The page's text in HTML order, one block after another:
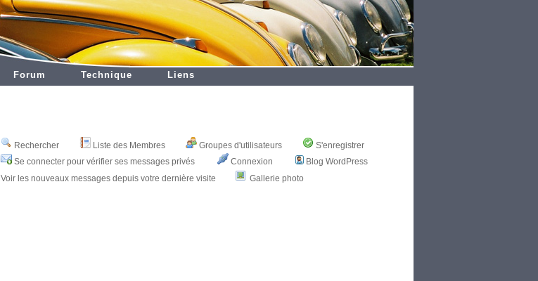
Forum Technique Liens
Rechercher Liste des Membres Groupes d'utilisateurs
S'enregistrer
Se connecter pour vérifier ses messages privés Connexion
Blog WordPress
Voir les nouveaux messages depuis votre dernière visite
Gallerie photo